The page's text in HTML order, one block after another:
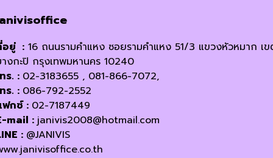
อยู่ : 16 ถนนรามคำแหง ซอยรามคำแหง 51/3 แขวงหัวหมาก เ
งกะปิ กรุงเทพมหานคร 10240
ร. : 02-3183655 , 081-866-7072,
ร. : 086-792-2552
กซ์ : 02-7187449
mail : janivis2008@hotmail.com
: @JANIVIS